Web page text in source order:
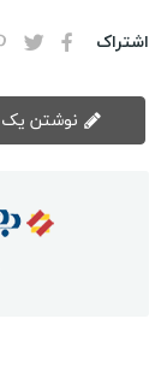
اشتراک